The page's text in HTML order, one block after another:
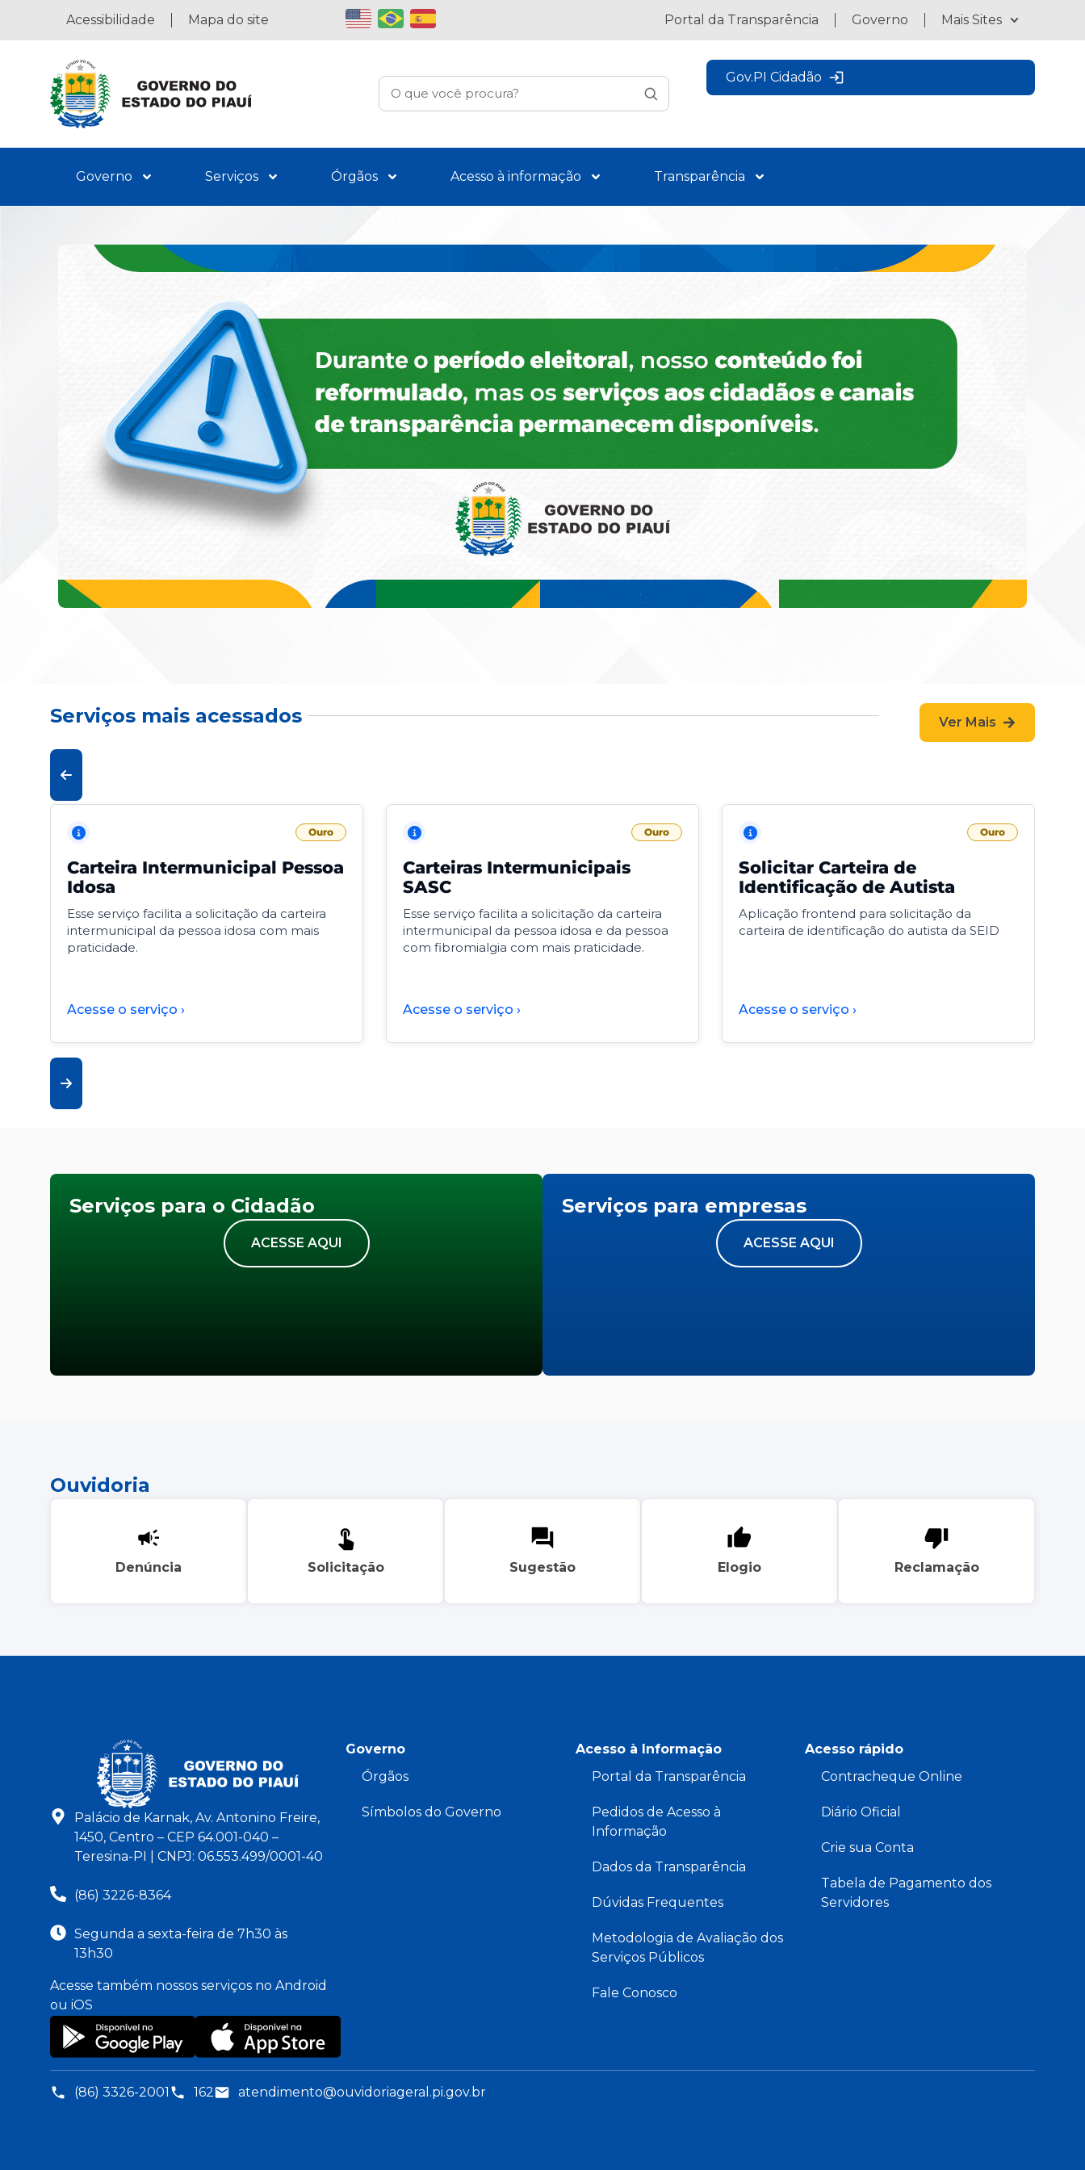
Acessibilidade Mapa do site Portal da Transparência Governo Mais Sites
Gov.PI Cidadão
Governo Serviços Órgãos Acesso à informação Transparência
Serviços mais acessados Ver Mais
Ouro
Carteira Intermunicipal Pessoa
Idosa
Esse serviço facilita a solicitação da carteira
intermunicipal da pessoa idosa com mais
praticidade.
Acesse o serviço ›
Ouro
Carteiras Intermunicipais
SASC
Esse serviço facilita a solicitação da carteira
intermunicipal da pessoa idosa e da pessoa
com fibromialgia com mais praticidade.
Acesse o serviço ›
Ouro
Solicitar Carteira de
Identificação de Autista
Aplicação frontend para solicitação da
carteira de identificação do autista da SEID
Acesse o serviço ›
Serviços para o Cidadão
ACESSE AQUI
Serviços para empresas
ACESSE AQUI
Ouvidoria
Denúncia Solicitação Sugestão Elogio Reclamação
Palácio de Karnak, Av. Antonino Freire,
1450, Centro – CEP 64.001-040 –
Teresina-PI | CNPJ: 06.553.499/0001-40
(86) 3226-8364
Segunda a sexta-feira de 7h30 às
13h30
Acesse também nossos serviços no Android
ou iOS
Governo
Órgãos
Símbolos do Governo
Acesso à Informação
Portal da Transparência
Pedidos de Acesso à
Informação
Dados da Transparência
Dúvidas Frequentes
Metodologia de Avaliação dos
Serviços Públicos
Fale Conosco
Acesso rápido
Contracheque Online
Diário Oficial
Crie sua Conta
Tabela de Pagamento dos
Servidores
(86) 3326-2001 162 atendimento@ouvidoriageral.pi.gov.br